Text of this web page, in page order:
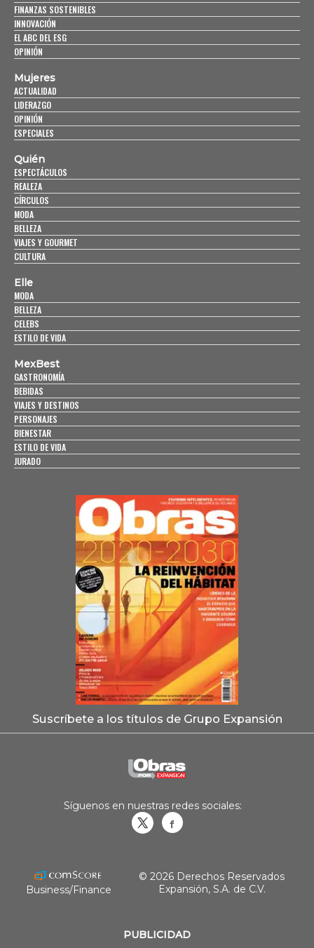
FINANZAS SOSTENIBLES
INNOVACIÓN
EL ABC DEL ESG
OPINIÓN
Mujeres
ACTUALIDAD
LIDERAZGO
OPINIÓN
ESPECIALES
Quién
ESPECTÁCULOS
REALEZA
CÍRCULOS
MODA
BELLEZA
VIAJES Y GOURMET
CULTURA
Elle
MODA
BELLEZA
CELEBS
ESTILO DE VIDA
MexBest
GASTRONOMÍA
BEBIDAS
VIAJES Y DESTINOS
PERSONAJES
BIENESTAR
ESTILO DE VIDA
JURADO
Suscríbete a los títulos de Grupo Expansión
PUBLICIDAD
Síguenos en nuestras redes sociales:
Business/Finance
© 2026 Derechos Reservados
Expansión, S.A. de C.V.